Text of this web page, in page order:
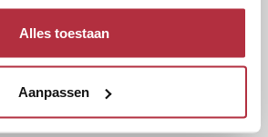
Alles toestaan
Aanpassen